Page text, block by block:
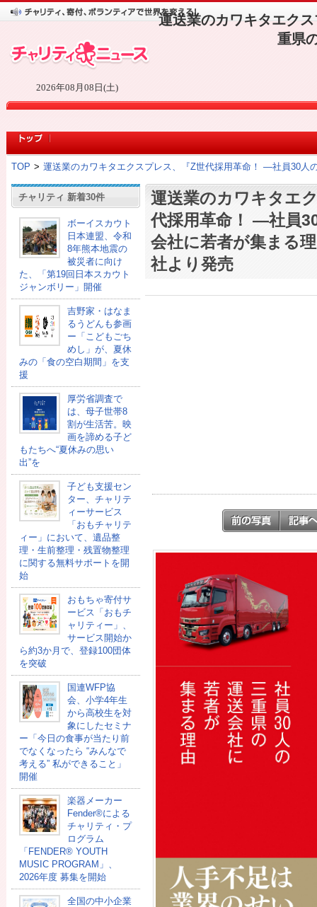
2026年08月08日(土)
運送業のカワキタエク
重県
TOP > 運送業のカワキタエクスプレス、『Z世代採用革命！ ―社員30人
チャリティ 新着30件
ボーイスカウト
日本連盟、令和
8年熊本地震の
被災者に向け
た、「第19回日本スカウト
ジャンボリー」開催
吉野家・はなま
るうどんも参画
ー「こどもごち
めし」が、夏休
みの「食の空白期間」を支
援
厚労省調査で
は、母子世帯8
割が生活苦。映
画を諦める子ど
もたちへ“夏休みの思い
出”を
子ども支援セン
ター、チャリテ
ィーサービス
「おもチャリテ
ィー」において、遺品整
理・生前整理・残置物整理
に関する無料サポートを開
始
おもちゃ寄付サ
ービス「おもチ
ャリティー」、
サービス開始か
ら約3か月で、登録100団体
を突破
国連WFP協
会、小学4年生
から高校生を対
象にしたセミナ
ー「今日の食事が当たり前
でなくなったら “みんなで
考える” 私ができること」
開催
楽器メーカー
Fender®による
チャリティ・プ
ログラム
「FENDER®︎ YOUTH
MUSIC PROGRAM」、
2026年度 募集を開始
全国の中小企業
運送業のカワキタエ
代採用革命！ ―社員
会社に若者が集まる
社より発売